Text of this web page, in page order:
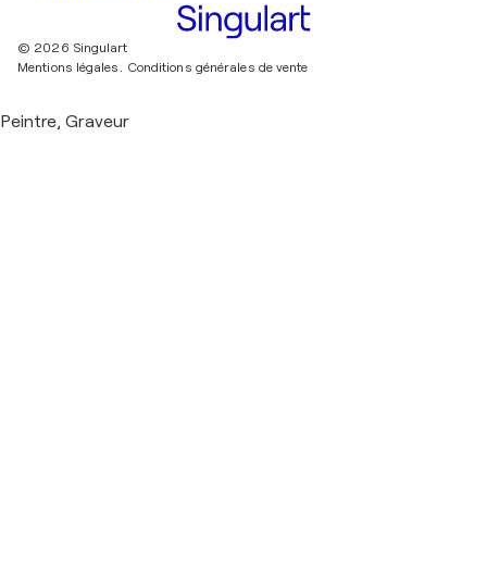
© 2026 Singulart
Mentions légales. Conditions générales de vente
Peintre, Graveur